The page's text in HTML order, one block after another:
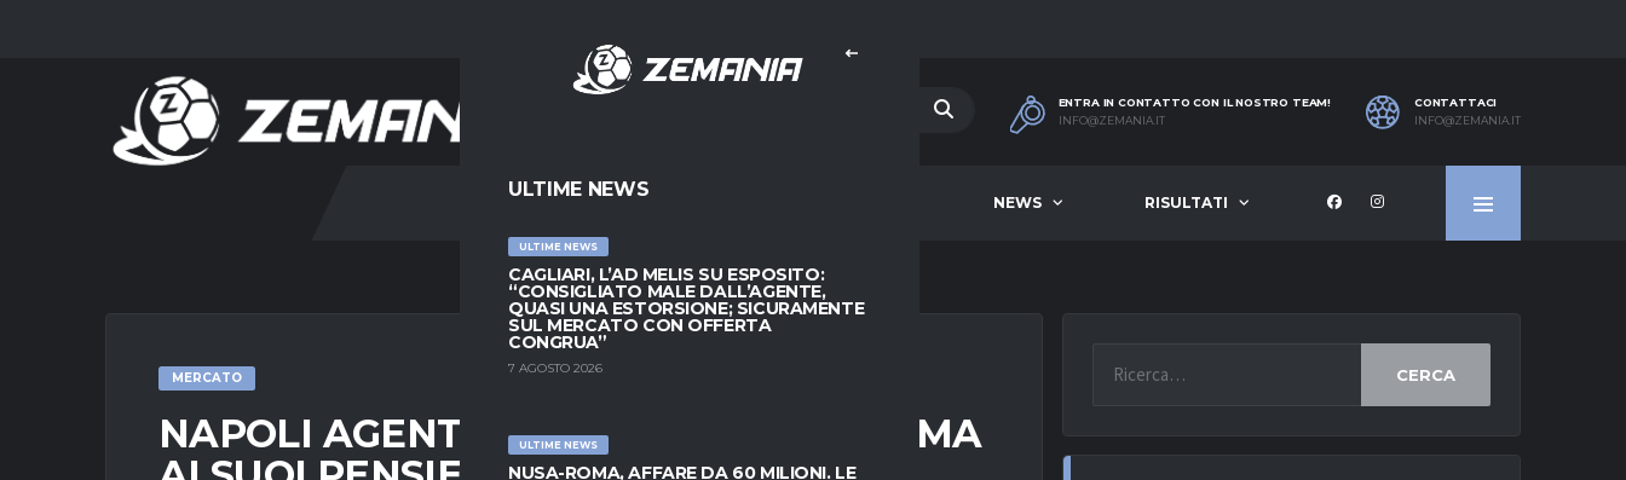
ENTRA IN CONTATTO CON IL NOSTRO TEAM!
INFO@ZEMANIA.IT
CONTATTACI
INFO@ZEMANIA.IT
NEWS RISULTATI
ULTIME NEWS
ULTIME NEWS
CAGLIARI, L’AD MELIS SU ESPOSITO:
“CONSIGLIATO MALE DALL’AGENTE,
QUASI UNA ESTORSIONE; SICURAMENTE
SUL MERCATO CON OFFERTA
CONGRUA”
7 AGOSTO 2026
ULTIME NEWS
NUSA-ROMA, AFFARE DA 60 MILIONI. LE
MERCATO
NAPOLI AGENTE BASIC: “SERIE A IN CIMA
CERCA